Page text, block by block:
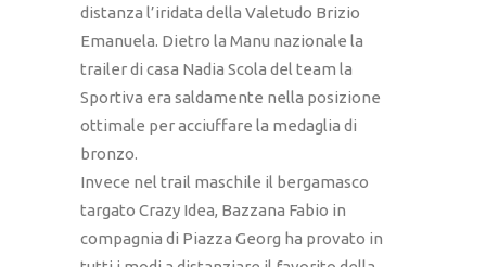
distanza l’iridata della Valetudo Brizio
Emanuela. Dietro la Manu nazionale la
trailer di casa Nadia Scola del team la
Sportiva era saldamente nella posizione
ottimale per acciuffare la medaglia di
bronzo.
Invece nel trail maschile il bergamasco
targato Crazy Idea, Bazzana Fabio in
compagnia di Piazza Georg ha provato in